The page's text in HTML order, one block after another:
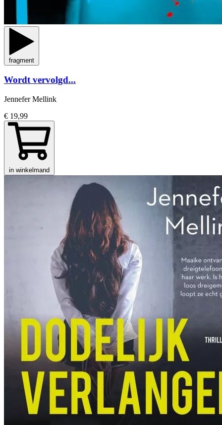
fragment
Wordt vervolgd...
Jennefer Mellink
€ 19,99
in winkelmand